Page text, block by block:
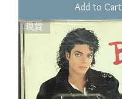
Add to Cart
現貨